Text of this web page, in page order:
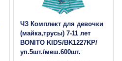
ЧЗ Комплект для девочки
(майка,трусы) 7-11 лет
BONITO KIDS/BK1227KP/
уп.5шт./меш.600шт.